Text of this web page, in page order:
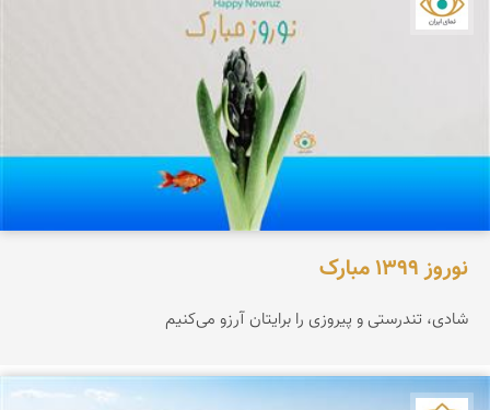
نوروز 1399 مبارک
شادی، تندرستی و پیروزی را برایتان آرزو می‌کنیم